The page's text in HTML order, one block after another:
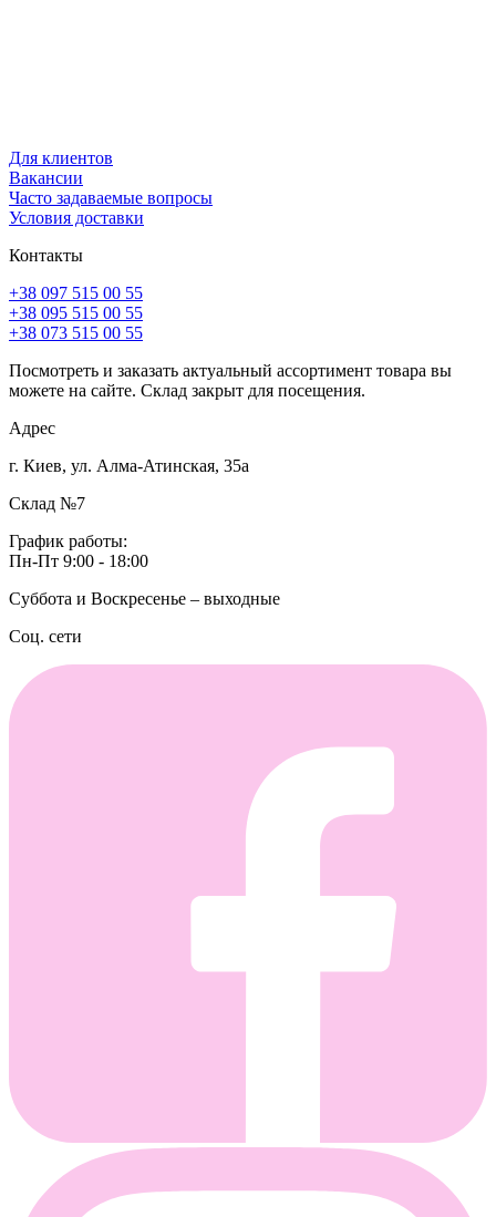
Для клиентов
Вакансии
Часто задаваемые вопросы
Условия доставки
Контакты
+38 097 515 00 55
+38 095 515 00 55
+38 073 515 00 55
Посмотреть и заказать актуальный ассортимент товара вы
можете на сайте. Склад закрыт для посещения.
Адрес
г. Киев, ул. Алма-Атинская, 35а
Склад №7
График работы:
Пн-Пт 9:00 - 18:00
Суббота и Воскресенье – выходные
Соц. сети